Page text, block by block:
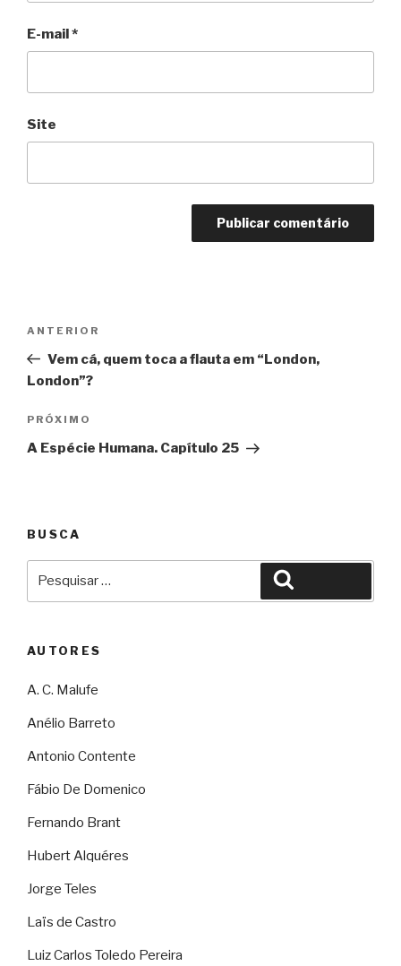
E-mail*
Site
Post
Anterior
ANTERIOR
Vem cá, quem toca a flauta em “London,
London”?
Próximo
PRÓXIMO
A Espécie Humana. Capítulo 25
BUSCA
AUTORES
A. C. Malufe
Anélio Barreto
Antonio Contente
Fábio De Domenico
Fernando Brant
Hubert Alquéres
Jorge Teles
Laïs de Castro
Luiz Carlos Toledo Pereira